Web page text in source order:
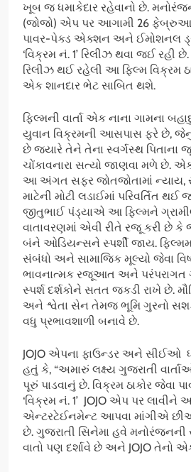
ખૂબ જ ધમાકેદાર રહેવાનો છે.
(જોજો) એપ પર આગામી 26
પાવર-પેક્ડ એક્શન અને ઈમોશનલ
‘વિક્રમ નં. 1’ રિલીઝ થવા જઈ રહી છે.
રિલીઝ થઈ રહેલી આ ફિલ્મ વિક્રમ
એક શાનદાર ભેટ સાબિત થશે.
ફિલ્મની વાર્તા એક નાના ગામના
યુવાન વિક્રમની આસપાસ ફરે છે,
છે જ્યારે તેને તેના સ્વર્ગસ્થ પિતાના
ચોંકાવનારા સત્યો જાણવા મળે છે.
આ અંગત સફર જોતજોતામાં
માટેની મોટી લડાઈમાં પરિવર્તિત થઈ
જીતુભાઈ પંડ્યાએ આ ફિલ્મને
વાતાવરણમાં એવી રીતે રજૂ કરી છે
બંને ઓડિયન્સને સ્પર્શી જાય.
સંબંધો અને સામાજિક મૂલ્યો જેવા
ભાવનાત્મક રજૂઆત અને પરંપરાગત
સ્પર્શ દર્શકોને સતત જકડી રાખે છે.
અને શ્વેતા સેન તેમજ ભૂમિ ગુરનો
વધુ પ્રભાવશાળી બનાવે છે.
JOJO એપના ફાઉન્ડર અને સીઈઓ
હતું કે, “અમારું લક્ષ્ય ગુજરાતી
પૂરું પાડવાનું છે. વિક્રમ ઠાકોર જેવા
‘વિક્રમ નં. 1’ JOJO એપ પર
એન્ટરટેઈનમેન્ટ આપવા માંગીએ
છે. ગુજરાતી સિનેમા હવે મનોરંજનની
વાતો પણ દર્શાવે છે અને JOJO તેનો